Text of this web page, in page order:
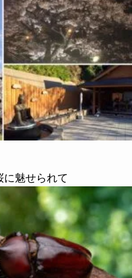
魅せられて